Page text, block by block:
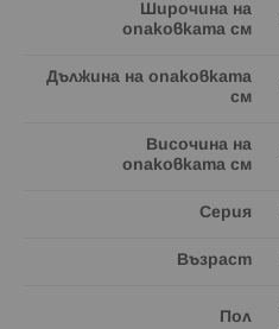
Широчина на
опаковката см
Дължина на опаковката
см
Височина на
опаковката см
Серия
Възраст
Пол